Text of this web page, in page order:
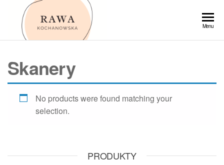
Przejdź
Menu
Skanery
No products were found matching your
selection.
PRODUKTY